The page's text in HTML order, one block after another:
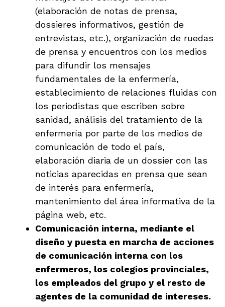
(elaboración de notas de prensa,
dossieres informativos, gestión de
entrevistas, etc.), organización de ruedas
de prensa y encuentros con los medios
para difundir los mensajes
fundamentales de la enfermería,
establecimiento de relaciones fluidas con
los periodistas que escriben sobre
sanidad, análisis del tratamiento de la
enfermería por parte de los medios de
comunicación de todo el país,
elaboración diaria de un dossier con las
noticias aparecidas en prensa que sean
de interés para enfermería,
mantenimiento del área informativa de la
página web, etc.
Comunicación interna, mediante el
diseño y puesta en marcha de acciones
de comunicación interna con los
enfermeros, los colegios provinciales,
los empleados del grupo y el resto de
agentes de la comunidad de intereses.